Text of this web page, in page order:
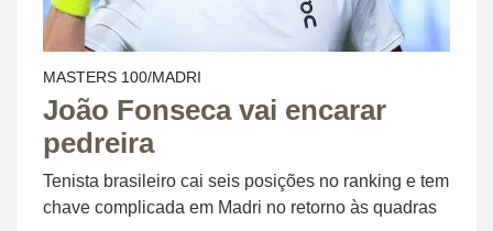
MASTERS 100/MADRI
João Fonseca vai encarar
pedreira
Tenista brasileiro cai seis posições no ranking e tem
chave complicada em Madri no retorno às quadras